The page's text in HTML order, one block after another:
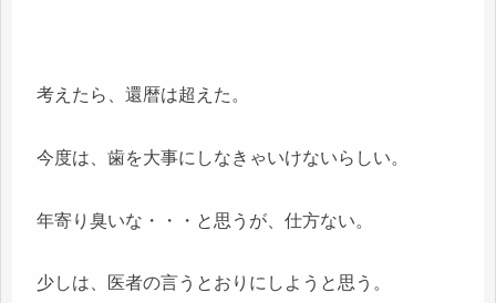
考えたら、還暦は超えた。
今度は、歯を大事にしなきゃいけないらしい。
年寄り臭いな・・・と思うが、仕方ない。
少しは、医者の言うとおりにしようと思う。